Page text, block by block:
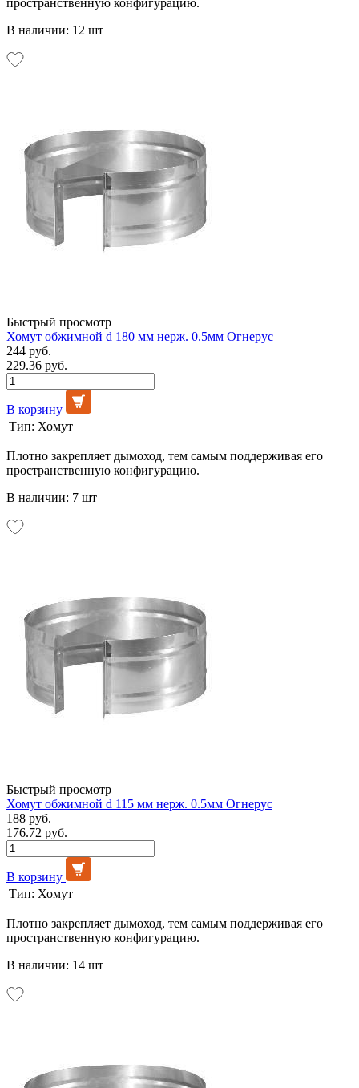
В наличии: 12 шт
Быстрый просмотр
Хомут обжимной d 180 мм нерж. 0.5мм Огнерус
244 руб.
229.36 руб.
В корзину
Тип: Хомут
Плотно закрепляет дымоход, тем самым поддерживая его
пространственную конфигурацию.
В наличии: 7 шт
Быстрый просмотр
Хомут обжимной d 115 мм нерж. 0.5мм Огнерус
188 руб.
176.72 руб.
В корзину
Тип: Хомут
Плотно закрепляет дымоход, тем самым поддерживая его
пространственную конфигурацию.
В наличии: 14 шт